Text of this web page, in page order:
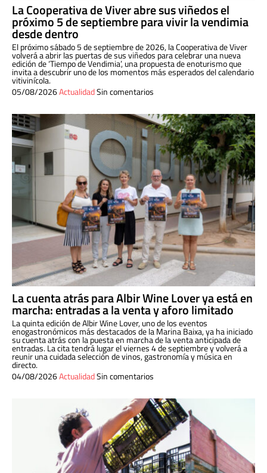
La Cooperativa de Viver abre sus viñedos el
próximo 5 de septiembre para vivir la vendimia
desde dentro
El próximo sábado 5 de septiembre de 2026, la Cooperativa de Viver
volverá a abrir las puertas de sus viñedos para celebrar una nueva
edición de ‘Tiempo de Vendimia’, una propuesta de enoturismo que
invita a descubrir uno de los momentos más esperados del calendario
vitivinícola.
05/08/2026ActualidadSin comentarios
La cuenta atrás para Albir Wine Lover ya está en
marcha: entradas a la venta y aforo limitado
La quinta edición de Albir Wine Lover, uno de los eventos
enogastronómicos más destacados de la Marina Baixa, ya ha iniciado
su cuenta atrás con la puesta en marcha de la venta anticipada de
entradas. La cita tendrá lugar el viernes 4 de septiembre y volverá a
reunir una cuidada selección de vinos, gastronomía y música en
directo.
04/08/2026ActualidadSin comentarios